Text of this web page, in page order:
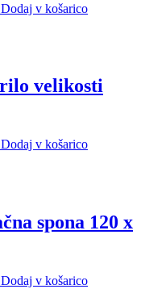
Dodaj v košarico
velikosti
Dodaj v košarico
spona 120 x
Dodaj v košarico